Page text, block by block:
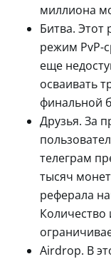
миллиона
Битва. Этот
режим PvP-
еще
осваивать
финальной
Друзья. За
телеграм
тысяч
реферала
Количество
Airdrop. В